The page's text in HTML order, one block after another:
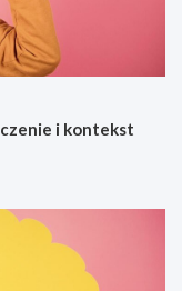
i kontekst